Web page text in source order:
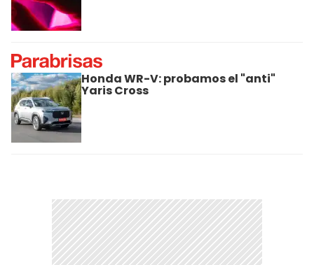
Honda WR-V: probamos el "anti"
Yaris Cross